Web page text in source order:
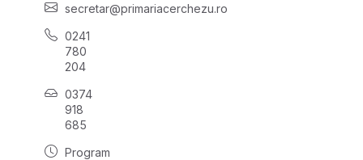
secretar@primariacerchezu.ro
0241
780
204
0374
918
685
Program